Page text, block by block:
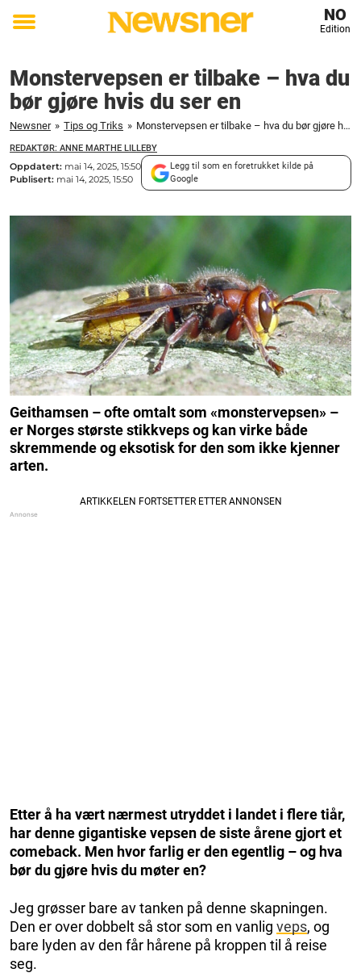
Toggle
NO
Edition
Monstervepsen er tilbake – hva du
bør gjøre hvis du ser en
Newsner » Tips og Triks » Monstervepsen er tilbake – hva du bør gjøre hvis du ser en
REDAKTØR: ANNE MARTHE LILLEBY
Oppdatert: mai 14, 2025, 15:50
Publisert: mai 14, 2025, 15:50
Legg til som en foretrukket kilde på
Google
Geithamsen – ofte omtalt som «monstervepsen» –
er Norges største stikkveps og kan virke både
skremmende og eksotisk for den som ikke kjenner
arten.
Etter å ha vært nærmest utryddet i landet i flere tiår,
har denne gigantiske vepsen de siste årene gjort et
comeback. Men hvor farlig er den egentlig – og hva
bør du gjøre hvis du møter en?
Jeg grøsser bare av tanken på denne skapningen.
Den er over dobbelt så stor som en vanlig veps, og
bare lyden av den får hårene på kroppen til å reise
seg.